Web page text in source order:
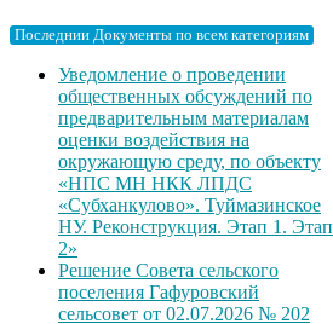
Последнии Документы по всем категориям
Уведомление о проведении
общественных обсуждений по
предварительным материалам
оценки воздействия на
окружающую среду, по объекту
«НПС МН НКК ЛПДС
«Субханкулово». Туймазинское
НУ. Реконструкция. Этап 1. Этап
2»
Решение Совета сельского
поселения Гафуровский
сельсовет от 02.07.2026 № 202